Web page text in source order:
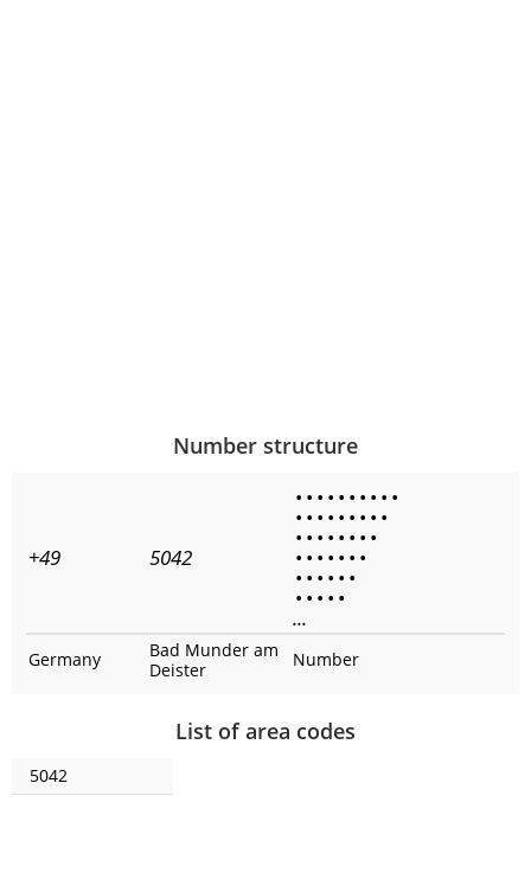
Number structure
+49 5042
• • • • • • • • • •
• • • • • • • • •
• • • • • • • •
• • • • • • •
• • • • • •
• • • • •
...
Germany
Bad Munder am
Deister
Number
List of area codes
5042